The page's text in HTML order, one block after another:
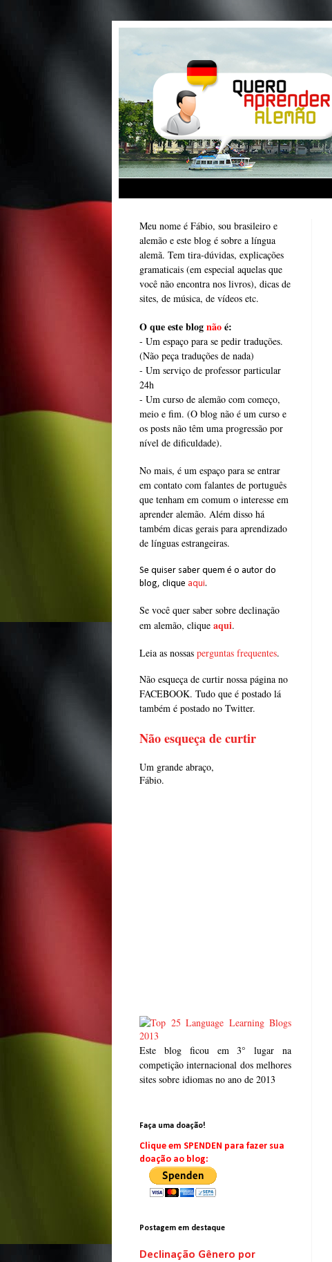
Meu nome é Fábio, sou brasileiro e
alemão e este blog é sobre a língua
alemã. Tem tira-dúvidas, explicações
gramaticais (em especial aquelas que
você não encontra nos livros), dicas de
sites, de música, de vídeos etc.
O que este blognãoé:
- Um espaço para se pedir traduções.
(Não peça traduções de nada)
- Um serviço de professor particular
24h
- Um curso de alemão com começo,
meio e fim. (O blog não é um curso e
os posts não têm uma progressão por
nível de dificuldade).
No mais, é um espaço para se entrar
em contato com falantes de português
que tenham em comum o interesse em
aprender alemão. Além disso há
também dicas gerais para aprendizado
de línguas estrangeiras.
Se quiser saber quem é o autor do
blog, clique aqui.
Se você quer saber sobre declinação
em alemão, clique aqui.
Leia as nossas perguntas frequentes.
Não esqueça de curtir nossa página no
FACEBOOK. Tudo que é postado lá
também é postado no Twitter.
Não esqueça de curtir
Um grande abraço,
Fábio.
Este blog ficou em 3° lugar na
competição internacional dos melhores
sites sobre idiomas no ano de 2013
Faça uma doação!
Clique em SPENDEN para fazer sua
doação ao blog:
Postagem em destaque
Declinação Gênero por